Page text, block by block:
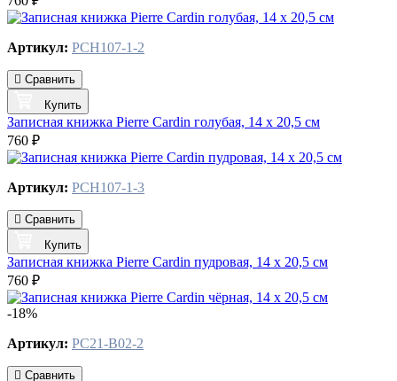
Артикул: PCH107-1-2
Сравнить
Купить
Записная книжка Pierre Cardin голубая, 14 х 20,5 см
760 ₽
Артикул: PCH107-1-3
Сравнить
Купить
Записная книжка Pierre Cardin пудровая, 14 х 20,5 см
760 ₽
-18%
Артикул: PC21-B02-2
Сравнить